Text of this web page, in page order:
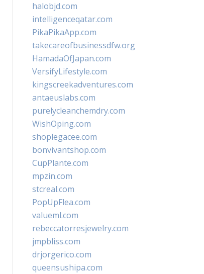
halobjd.com
intelligenceqatar.com
PikaPikaApp.com
takecareofbusinessdfw.org
HamadaOfJapan.com
VersifyLifestyle.com
kingscreekadventures.com
antaeuslabs.com
purelycleanchemdry.com
WishOping.com
shoplegacee.com
bonvivantshop.com
CupPlante.com
mpzin.com
stcreal.com
PopUpFlea.com
valueml.com
rebeccatorresjewelry.com
jmpbliss.com
drjorgerico.com
queensushipa.com